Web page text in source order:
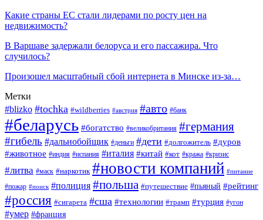
Какие страны ЕС стали лидерами по росту цен на
недвижимость?
В Варшаве задержали белоруса и его пассажира. Что
случилось?
Произошел масштабный сбой интернета в Минске из-за…
Метки
#blizko #tochka #wildberries #австрия #авто #банк
#беларусь #богатство #великобритания #германия
#гибель #дальнобойщик #деньги #дети #долгожитель #дуров
#животное #индия #испания #италия #китай #кот #кража #кризис
#литва #маск #наркотик #новости компаний #питание
#пожар #поиск #полиция #польша #путешествие #пьяный #рейтинг
#россия #сигарета #сша #технологии #трамп #турция #угон
#умер #франция